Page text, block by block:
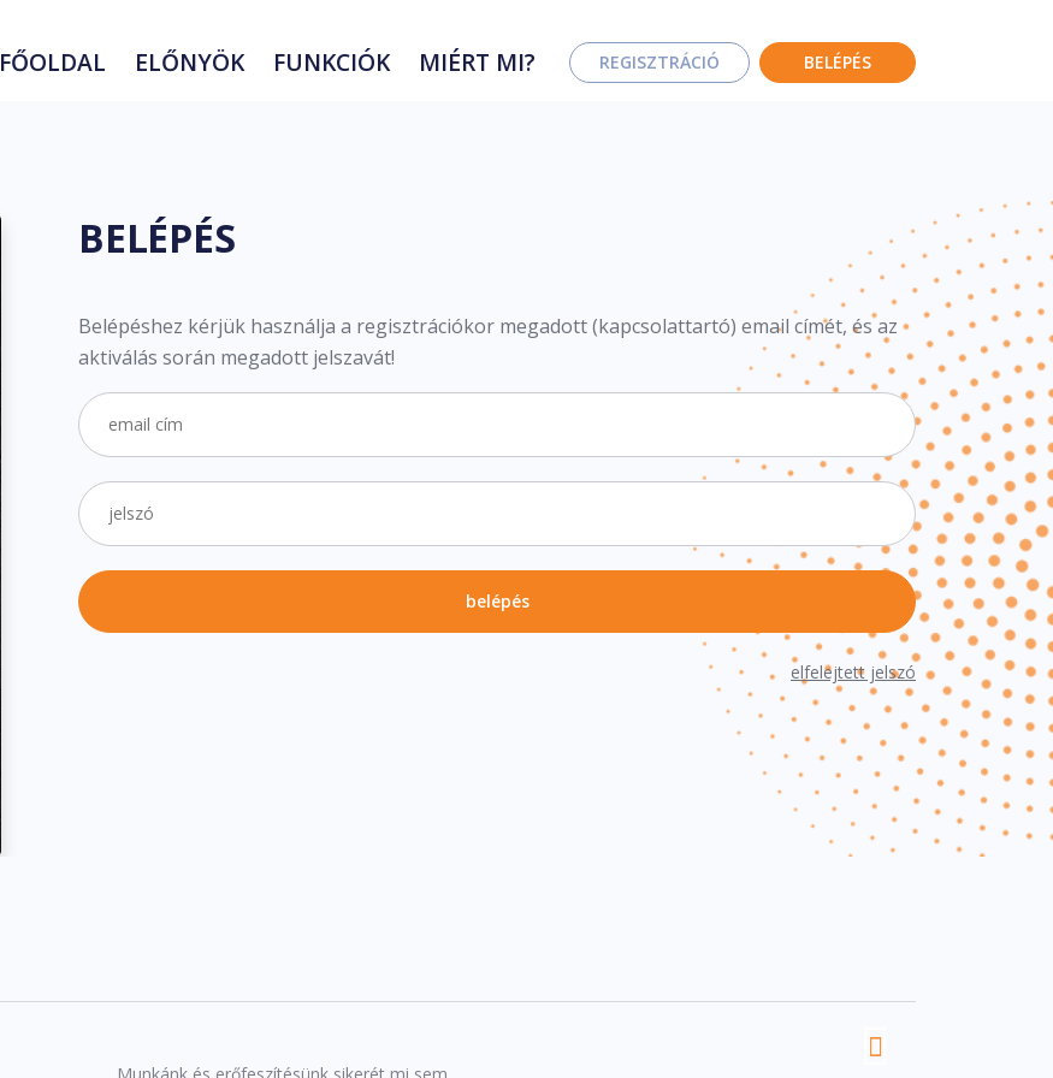
FŐOLDAL ELŐNYÖK FUNKCIÓK MIÉRT MI? REGISZTRÁCIÓ BELÉPÉS
BELÉPÉS
Belépéshez kérjük használja a regisztrációkor megadott (kapcsolattartó) email címét, és az
aktiválás során megadott jelszavát!
belépés
elfelejtett jelszó